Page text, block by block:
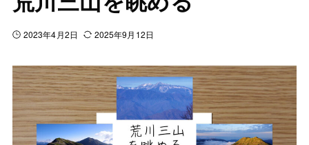
2023年4月2日 2025年9月12日